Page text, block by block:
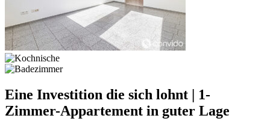
Eine Investition die sich lohnt | 1-
Zimmer-Appartement in guter Lage